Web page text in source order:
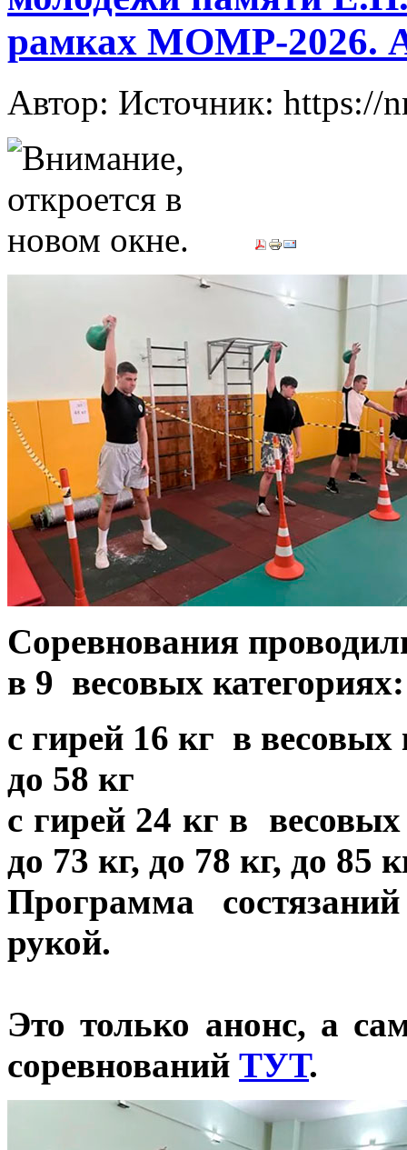
рамках МОМР-2026.
Автор: Источник: https://
Соревнования
в 9 весовых
с гирей 16 кг в весовых
до 58 кг
с гирей 24 кг в весовых
до 73 кг, до 78 кг, до 85
Программа
рукой.
Это только анонс, а
соревнований ТУТ.